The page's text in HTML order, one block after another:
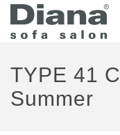
TYPE 41
Summer